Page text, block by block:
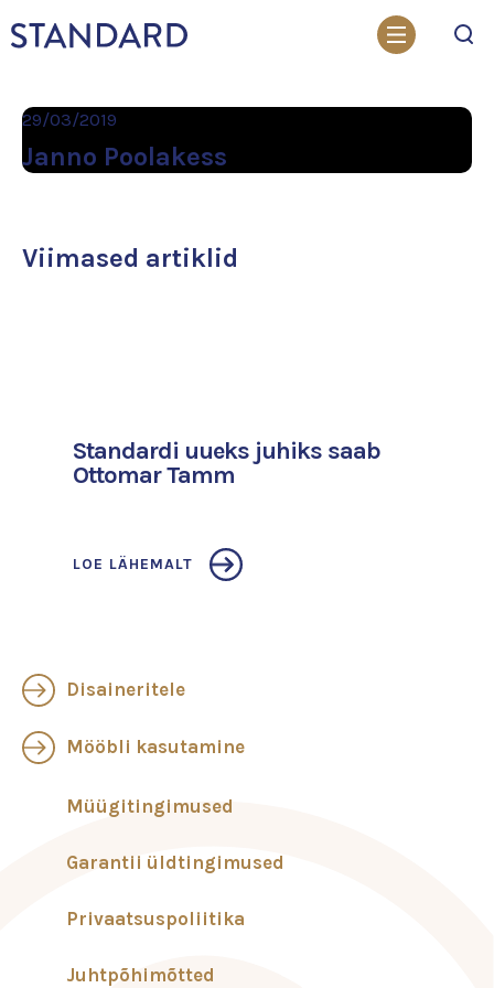
29/03/2019
Janno Poolakess
Viimased artiklid
Standardi uueks juhiks saab
Ottomar Tamm
LOE LÄHEMALT
Disaineritele
Mööbli kasutamine
Müügitingimused
Garantii üldtingimused
Privaatsuspoliitika
Juhtpõhimõtted